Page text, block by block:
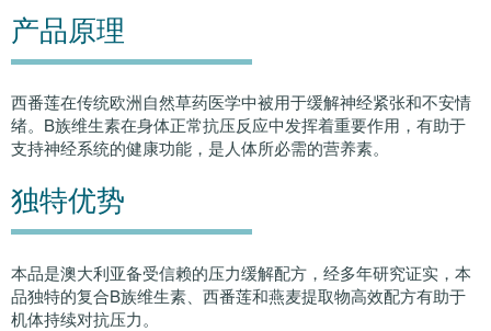
产品原理
西番莲在传统欧洲自然草药医学中被用于缓解神经紧张和不安情
绪。B族维生素在身体正常抗压反应中发挥着重要作用，有助于
支持神经系统的健康功能，是人体所必需的营养素。
独特优势
本品是澳大利亚备受信赖的压力缓解配方，经多年研究证实，本
品独特的复合B族维生素、西番莲和燕麦提取物高效配方有助于
机体持续对抗压力。